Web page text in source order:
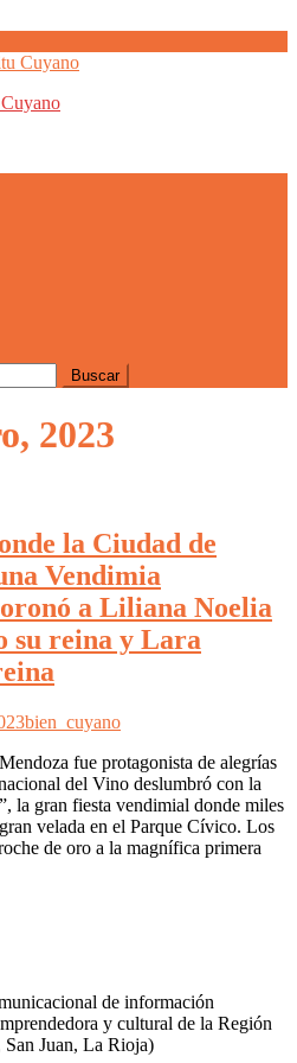
2023
la Ciudad de
Vendimia
a Liliana Noelia
su reina y Lara
bien_cuyano
fue protagonista de alegrías
del Vino deslumbró con la
la gran fiesta vendimial donde miles
velada en el Parque Cívico. Los
de oro a la magnífica primera
de información
y cultural de la Región
Juan, La Rioja)